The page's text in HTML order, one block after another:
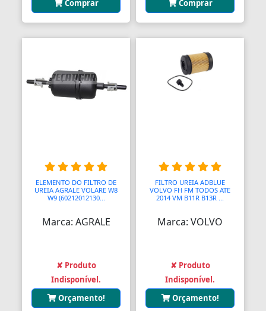
Comprar Comprar
ELEMENTO DO FILTRO DE
UREIA AGRALE VOLARE W8
W9 (60212012130...
Marca: AGRALE
✘ Produto
Indisponível.
Orçamento!
FILTRO UREIA ADBLUE
VOLVO FH FM TODOS ATE
2014 VM B11R B13R ...
Marca: VOLVO
✘ Produto
Indisponível.
Orçamento!